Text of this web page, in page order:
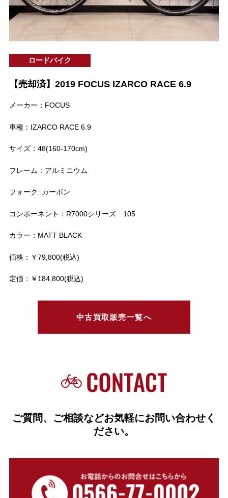
ロードバイク
【売却済】2019 FOCUS IZARCO RACE 6.9
メーカー：FOCUS
車種：IZARCO RACE 6.9
サイズ：48(160-170cm)
フレーム：アルミニウム
フォーク: カーボン
コンポーネント：R7000シリーズ 105
カラー：MATT BLACK
価格：￥79,800(税込)
定価：￥184,800(税込)
中古買取販売一覧へ
ご質問、ご相談などお気軽にお問い合わせく
ださい。